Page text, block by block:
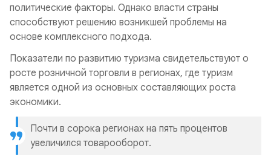
политические факторы. Однако власти страны
способствуют решению возникшей проблемы на
основе комплексного подхода.
Показатели по развитию туризма свидетельствуют о
росте розничной торговли в регионах, где туризм
является одной из основных составляющих роста
экономики.
Почти в сорока регионах на пять процентов
увеличился товарооборот.